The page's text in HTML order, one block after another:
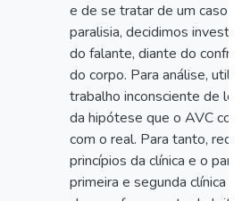
e de se tratar de um caso
paralisia, decidimos
do falante, diante do
do corpo. Para análise,
trabalho inconsciente de
da hipótese que o AVC
com o real. Para tanto,
princípios da clínica e o
primeira e segunda clínica